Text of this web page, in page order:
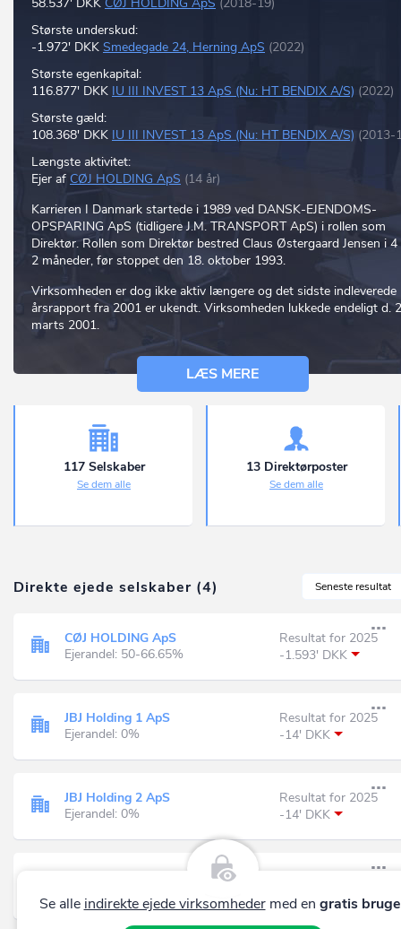
Største underskud:
-1.972' DKK Smedegade 24, Herning ApS (2022)
Største egenkapital:
116.877' DKK IU III INVEST 13 ApS (Nu: HT BENDIX A/S) (2022)
Største gæld:
108.368' DKK IU III INVEST 13 ApS (Nu: HT BENDIX A/S) (2013-
Længste aktivitet:
Ejer af CØJ HOLDING ApS (14 år)
Karrieren I Danmark startede i 1989 ved DANSK-EJENDOMS-
OPSPARING ApS (tidligere J.M. TRANSPORT ApS) i rollen som
Direktør. Rollen som Direktør bestred Claus Østergaard Jensen i 4
2 måneder, før stoppet den 18. oktober 1993.
Virksomheden er dog ikke aktiv længere og det sidste indleverede
årsrapport fra 2001 er ukendt. Virksomheden lukkede endeligt d.
marts 2001.
LÆS MERE
117 Selskaber
Se dem alle
13 Direktørposter
Se dem alle
Seneste resultat
Direkte ejede selskaber (4)
CØJ HOLDING ApS
Ejerandel: 50-66.65%
Resultat for 2025
-1.593' DKK
JBJ Holding 1 ApS
Ejerandel: 0%
Resultat for 2025
-14' DKK
JBJ Holding 2 ApS
Ejerandel: 0%
Resultat for 2025
-14' DKK
-14' DKK
Se alle indirekte ejede virksomhedermed en gratis